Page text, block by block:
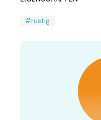
rustig